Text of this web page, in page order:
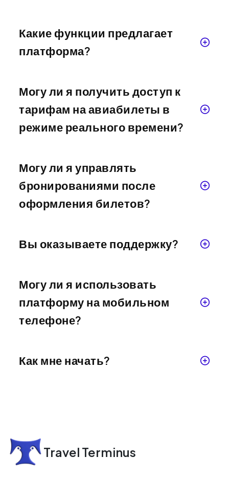
Какие функции предлагает
платформа?
Могу ли я получить доступ к
тарифам на авиабилеты в
режиме реального времени?
Могу ли я управлять
бронированиями после
оформления билетов?
Вы оказываете поддержку?
Могу ли я использовать
платформу на мобильном
телефоне?
Как мне начать?
Travel Terminus